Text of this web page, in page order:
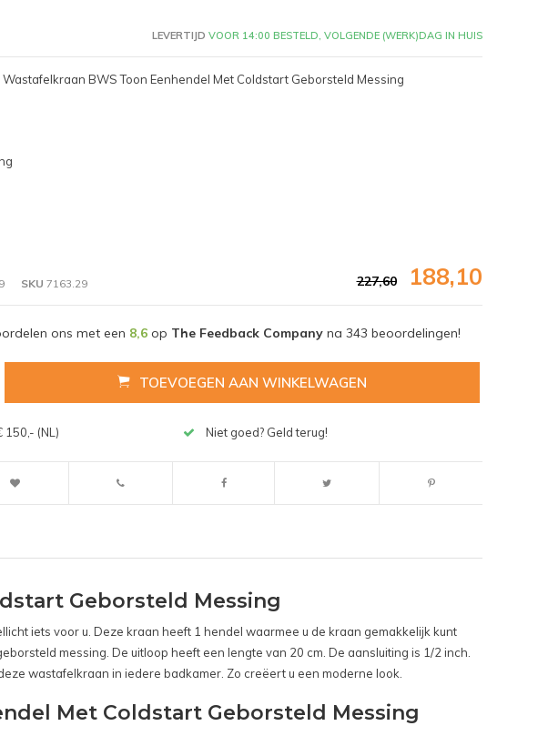
LEVERTIJD VOOR 14:00 BESTELD, VOLGENDE (WERK)DAG IN HUIS
BWS Toon Eenhendel Met Coldstart Geborsteld Messing
SKU 7163.29 227,60 188,10
ons met een 8,6op The Feedback Companyna 343 beoordelingen!
TOEVOEGEN AAN WINKELWAGEN
150,- (NL) Niet goed? Geld terug!
Geborsteld Messing
iets voor u. Deze kraan heeft 1 hendel waarmee u de kraan gemakkelijk kunt
messing. De uitloop heeft een lengte van 20 cm. De aansluiting is 1/2 inch.
wastafelkraan in iedere badkamer. Zo creëert u een moderne look.
Met Coldstart Geborsteld Messing